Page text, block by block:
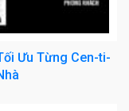
Ưu Từng Cen-ti-